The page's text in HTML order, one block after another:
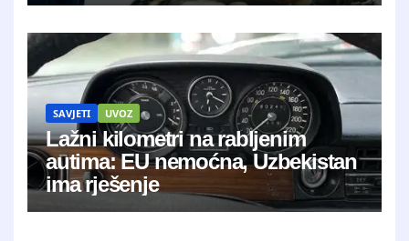
SAVJETI UVOZ
Lažni kilometri na rabljenim
autima: EU nemoćna, Uzbekistan
ima rješenje